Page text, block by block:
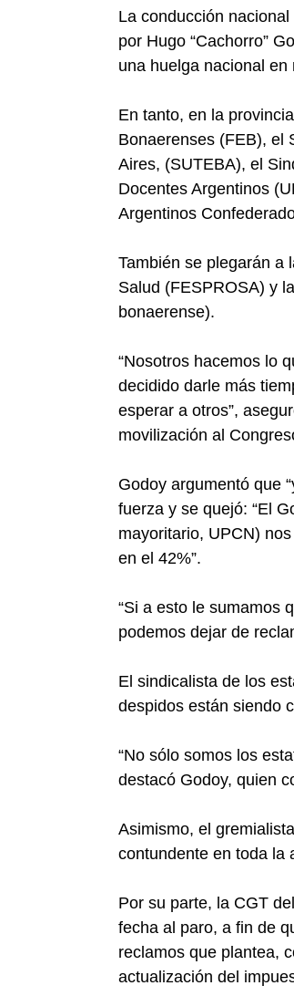
La conducción
por Hugo “Cachorro”
una huelga nacional
En tanto, en la
Bonaerenses (FEB), el
Aires, (SUTEBA), el
Docentes Argentinos
Argentinos
También se plegarán a
Salud (FESPROSA) y
bonaerense).
“Nosotros hacemos lo
decidido darle más
esperar a otros”,
movilización al
Godoy argumentó que
fuerza y se quejó: “El
mayoritario, UPCN)
en el 42%”.
“Si a esto le sumamos
podemos dejar de
El sindicalista de los
despidos están siendo
“No sólo somos los
destacó Godoy, quien
Asimismo, el
contundente en toda la
Por su parte, la CGT
fecha al paro, a fin de
reclamos que plantea,
actualización del